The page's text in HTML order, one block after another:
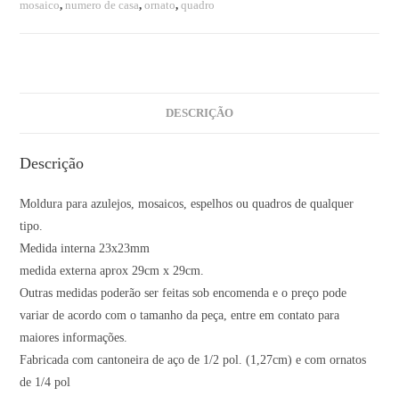
mosaico,numero de casa,ornato,quadro
DESCRIÇÃO
Descrição
Moldura para azulejos, mosaicos, espelhos ou quadros de qualquer
tipo.
Medida interna 23x23mm
medida externa aprox 29cm x 29cm.
Outras medidas poderão ser feitas sob encomenda e o preço pode
variar de acordo com o tamanho da peça, entre em contato para
maiores informações.
Fabricada com cantoneira de aço de 1/2 pol. (1,27cm) e com ornatos
de 1/4 pol